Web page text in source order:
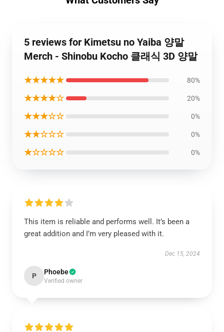
5 reviews for Kimetsu no Yaiba 양말
Merch - Shinobu Kocho 클래식 3D 양말
★★★★★ 80%
★★★★☆ 20%
★★★☆☆ 0%
★★☆☆☆ 0%
★☆☆☆☆ 0%
This item is reliable and performs well. It’s been a
great addition and I’m very pleased with it.
Dec 15, 2024
P Phoebe
Verified owner